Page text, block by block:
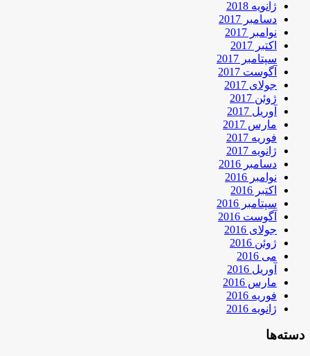
ژانویه 2018
دسامبر 2017
نوامبر 2017
اکتبر 2017
سپتامبر 2017
آگوست 2017
جولای 2017
ژوئن 2017
آوریل 2017
مارس 2017
فوریه 2017
ژانویه 2017
دسامبر 2016
نوامبر 2016
اکتبر 2016
سپتامبر 2016
آگوست 2016
جولای 2016
ژوئن 2016
می 2016
آوریل 2016
مارس 2016
فوریه 2016
ژانویه 2016
دسته‌ها